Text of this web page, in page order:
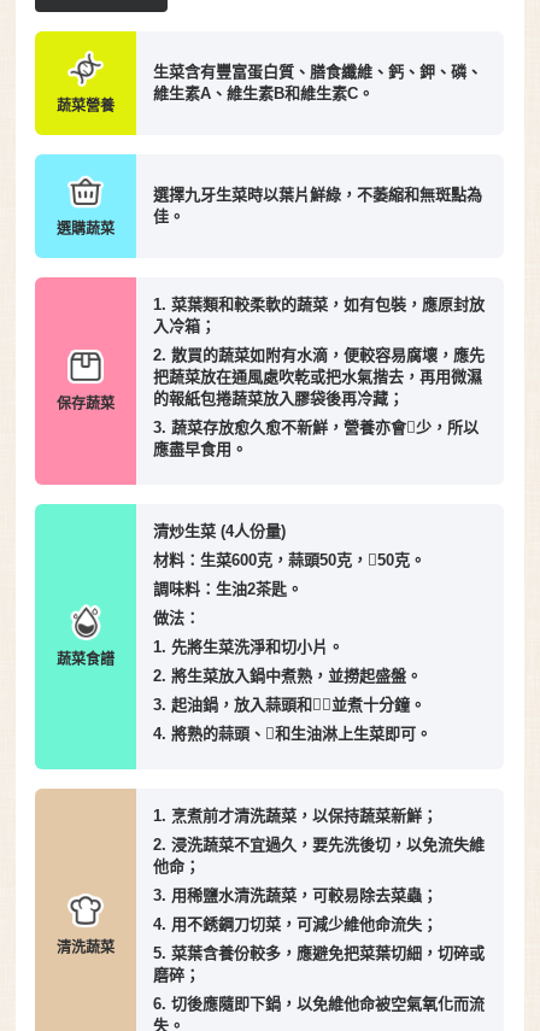
蔬菜營養
生菜含有豐富蛋白質、膳食纖維、鈣、鉀、磷、
維生素A、維生素B和維生素C。
選購蔬菜
選擇九牙生菜時以葉片鮮綠，不萎縮和無斑點為
佳。
保存蔬菜
1. 菜葉類和較柔軟的蔬菜，如有包裝，應原封放
入冷箱；
2. 散買的蔬菜如附有水滴，便較容易腐壞，應先
把蔬菜放在通風處吹乾或把水氣揩去，再用微濕
的報紙包捲蔬菜放入膠袋後再冷藏；
3. 蔬菜存放愈久愈不新鮮，營養亦會少，所以
應盡早食用。
蔬菜食譜
清炒生菜 (4人份量)
材料：生菜600克，蒜頭50克，50克。
調味料：生油2茶匙。
做法：
1. 先將生菜洗淨和切小片。
2. 將生菜放入鍋中煮熟，並撈起盛盤。
3. 起油鍋，放入蒜頭和，並煮十分鐘。
4. 將熟的蒜頭、和生油淋上生菜即可。
清洗蔬菜
1. 烹煮前才清洗蔬菜，以保持蔬菜新鮮；
2. 浸洗蔬菜不宜過久，要先洗後切，以免流失維
他命；
3. 用稀鹽水清洗蔬菜，可較易除去菜蟲；
4. 用不銹鋼刀切菜，可減少維他命流失；
5. 菜葉含養份較多，應避免把菜葉切細，切碎或
磨碎；
6. 切後應隨即下鍋，以免維他命被空氣氧化而流
失。